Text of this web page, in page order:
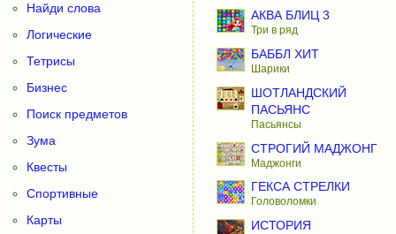
Найди слова
Логические
Тетрисы
Бизнес
Поиск предметов
Зума
Квесты
Спортивные
Карты
АКВА БЛИЦ 3
Три в ряд
БАББЛ ХИТ
Шарики
ШОТЛАНДСКИЙ
ПАСЬЯНС
Пасьянсы
СТРОГИЙ МАДЖОНГ
Маджонги
ГЕКСА СТРЕЛКИ
Головоломки
ИСТОРИЯ